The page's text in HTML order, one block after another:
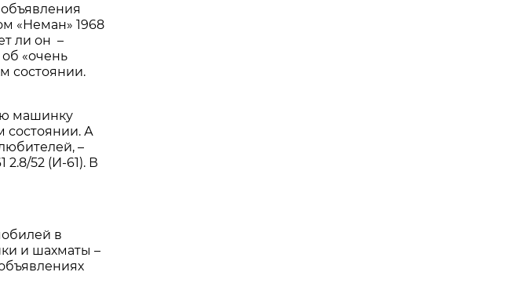
«Неман» 1968
ли он –
«очень
состоянии.
машинку
состоянии. А
–
52 (И-61). В
в
и шахматы –